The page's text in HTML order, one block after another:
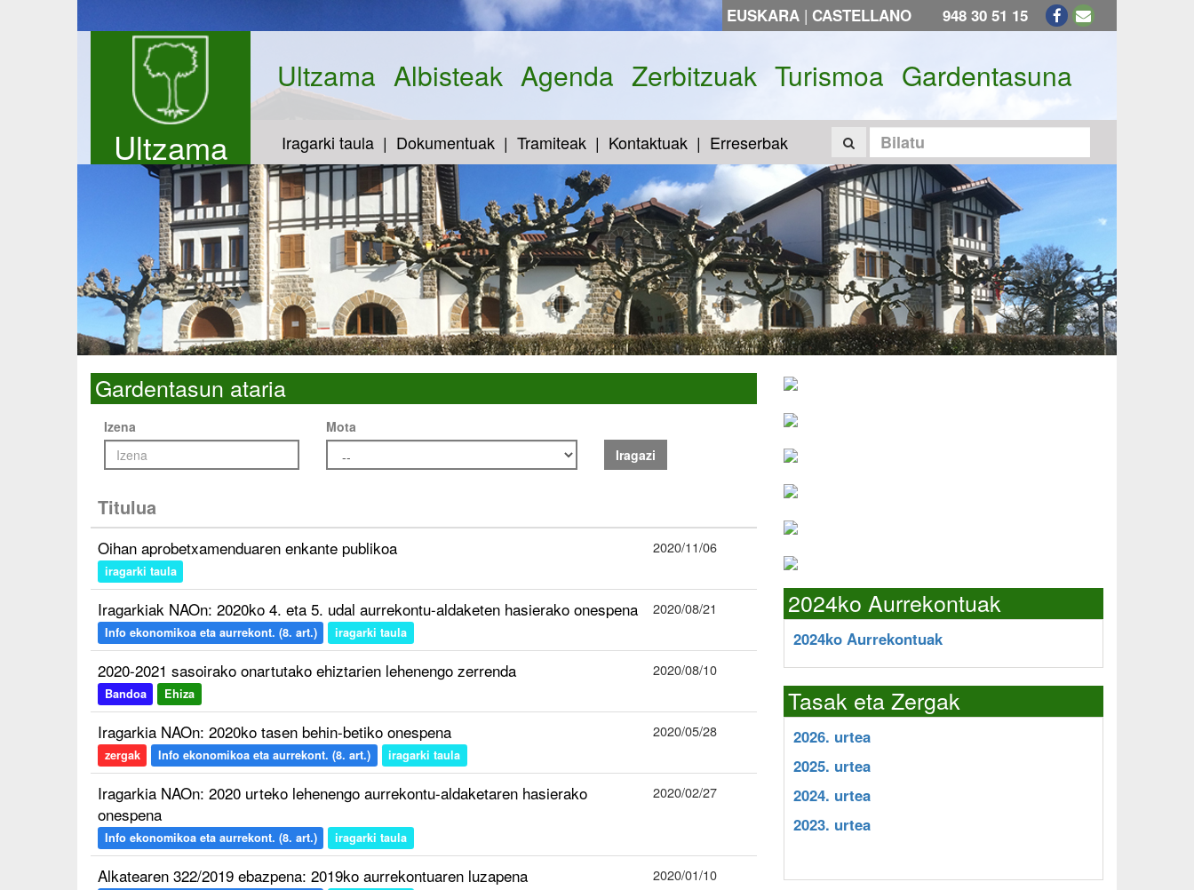
EUSKARA | CASTELLANO 948 30 51 15
Ultzama
Ultzama Albisteak Agenda Zerbitzuak Turismoa Gardentasuna
Iragarki taula Dokumentuak Tramiteak Kontaktuak Erreserbak
Gardentasun ataria
Izena
Mota
Iragazi
Titulua
Oihan aprobetxamenduaren enkante publikoa
iragarki taula
2020/11/06
Iragarkiak NAOn: 2020ko 4. eta 5. udal aurrekontu-aldaketen hasierako onespena
Info ekonomikoa eta aurrekont. (8. art.) iragarki taula
2020/08/21
2020-2021 sasoirako onartutako ehiztarien lehenengo zerrenda
Bandoa Ehiza
2020/08/10
Iragarkia NAOn: 2020ko tasen behin-betiko onespena
zergak Info ekonomikoa eta aurrekont. (8. art.) iragarki taula
2020/05/28
Iragarkia NAOn: 2020 urteko lehenengo aurrekontu-aldaketaren hasierako
onespena
Info ekonomikoa eta aurrekont. (8. art.) iragarki taula
2020/02/27
Alkatearen 322/2019 ebazpena: 2019ko aurrekontuaren luzapena 2020/01/10
2024ko Aurrekontuak
2024ko Aurrekontuak
Tasak eta Zergak
2026. urtea
2025. urtea
2024. urtea
2023. urtea